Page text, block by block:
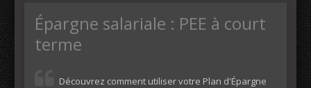
Épargne salariale : PEE à court
terme
Découvrez comment utiliser votre Plan d'Épargne